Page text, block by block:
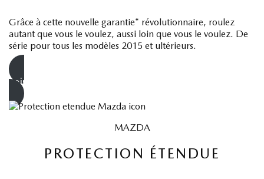
Grâce à cette nouvelle garantie* révolutionnaire, roulez
autant que vous le voulez, aussi loin que vous le voulez. De
série pour tous les modèles 2015 et ultérieurs.
voir les détails
MAZDA
PROTECTION ÉTENDUE